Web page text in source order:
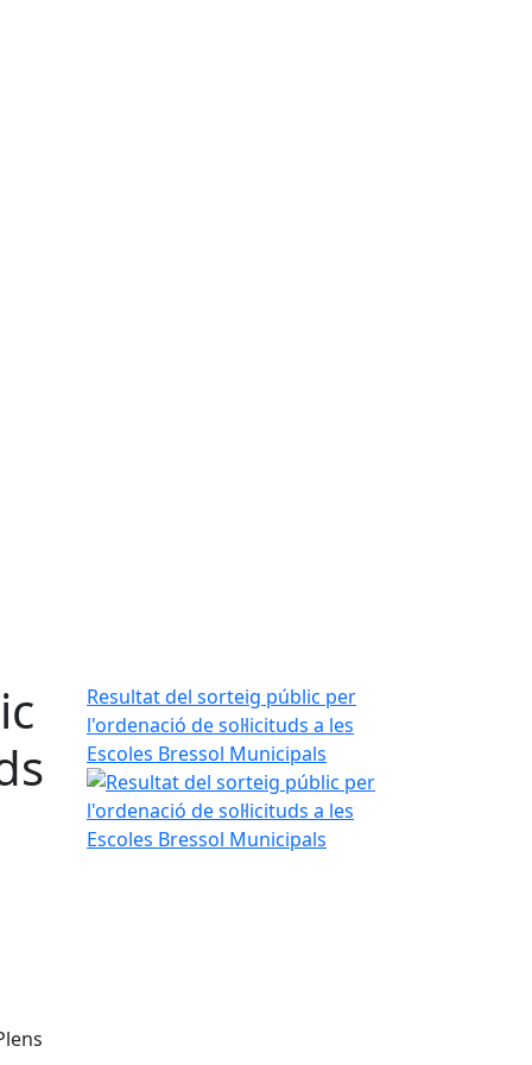
Resultat del sorteig públic per
l'ordenació de sol·licituds a les
Escoles Bressol Municipals